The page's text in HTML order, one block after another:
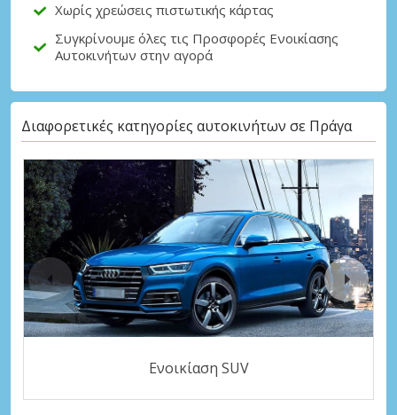
Χωρίς χρεώσεις πιστωτικής κάρτας
Συγκρίνουμε όλες τις Προσφορές Ενοικίασης
Αυτοκινήτων στην αγορά
Διαφορετικές κατηγορίες αυτοκινήτων σε Πράγα
Ενοικίαση SUV